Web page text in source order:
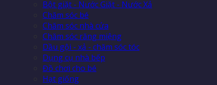
Bột giặt - Nước Giặt - Nước Xả
Chăm sóc bé
Chăm sóc nhà cửa
Chăm sóc răng miệng
Dầu gội - xả - chăm sóc tóc
Dụng cụ nhà bếp
Đồ chơi cho bé
Hạt giống